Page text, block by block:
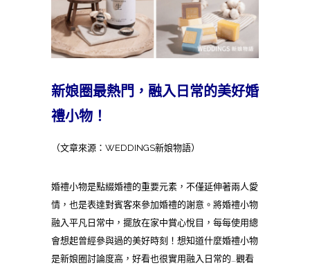
新娘圈最熱門，融入日常的美好婚
禮小物！
（文章來源：WEDDINGS新娘物語）
婚禮小物是點綴婚禮的重要元素，不僅延伸著兩人愛
情，也是表達對賓客來參加婚禮的謝意。將婚禮小物
融入平凡日常中，擺放在家中賞心悅目，每每使用總
會想起曾經參與過的美好時刻！想知道什麼婚禮小物
是新娘圈討論度高，好看也很實用融入日常的…觀看